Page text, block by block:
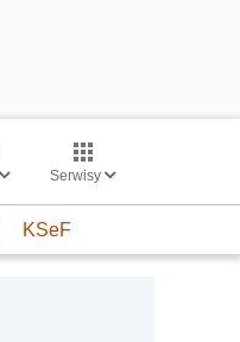
Serwisy
KSeF